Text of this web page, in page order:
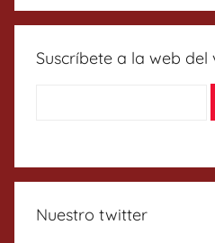
Suscríbete a la web del
Nuestro twitter